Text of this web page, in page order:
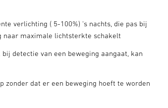
verlichting ( 5-100%) 's nachts, die pas bij
naar maximale lichtsterkte schakelt
detectie van een beweging aangaat, kan
zonder dat er een beweging hoeft te worden